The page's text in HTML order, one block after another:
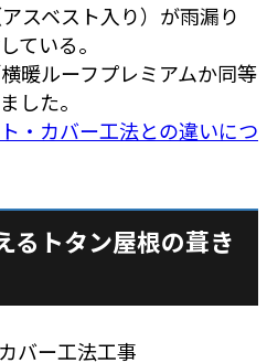
スベスト入り）が雨漏り
ている。
暖ルーフプレミアムか同等
した。
・カバー工法との違いにつ
るトタン屋根の葺き